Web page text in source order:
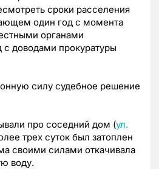
сроки расселения
один год с момента
органами
доводами прокуратуры
силу судебное решение
про соседний дом (ул.
трех суток был затоплен
своими силами откачивала
воду.